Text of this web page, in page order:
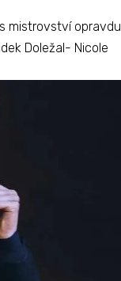
mistrovství opravdu
Doležal- Nicole